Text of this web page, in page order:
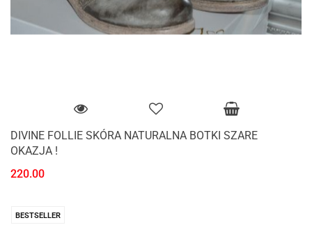
DIVINE FOLLIE SKÓRA NATURALNA BOTKI SZARE
OKAZJA !
220.00
BESTSELLER